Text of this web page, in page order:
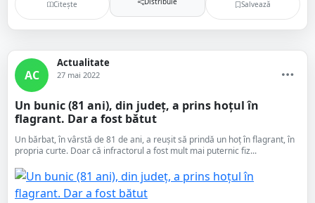
Citește Salvează
AC
Actualitate
27 mai 2022
Un bunic (81 ani), din județ, a prins hoțul în
flagrant. Dar a fost bătut
Un bărbat, în vârstă de 81 de ani, a reușit să prindă un hoț în flagrant, în
propria curte. Doar că infractorul a fost mult mai puternic fiz...